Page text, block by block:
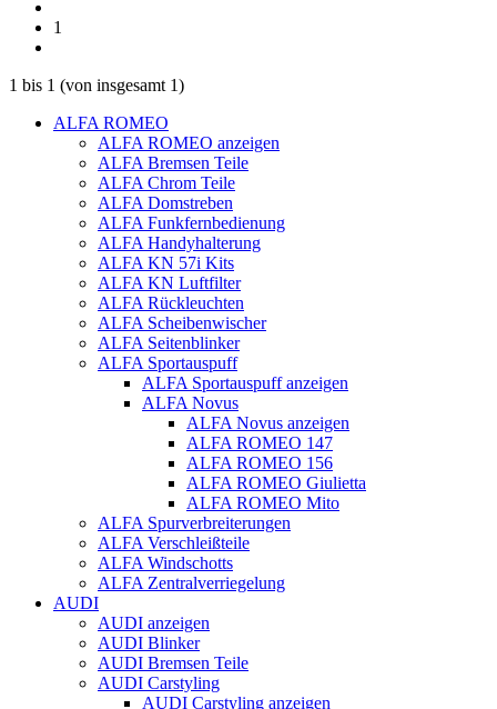
1
1 bis 1 (von insgesamt 1)
ALFA ROMEO
ALFA ROMEO anzeigen
ALFA Bremsen Teile
ALFA Chrom Teile
ALFA Domstreben
ALFA Funkfernbedienung
ALFA Handyhalterung
ALFA KN 57i Kits
ALFA KN Luftfilter
ALFA Rückleuchten
ALFA Scheibenwischer
ALFA Seitenblinker
ALFA Sportauspuff
ALFA Sportauspuff anzeigen
ALFA Novus
ALFA Novus anzeigen
ALFA ROMEO 147
ALFA ROMEO 156
ALFA ROMEO Giulietta
ALFA ROMEO Mito
ALFA Spurverbreiterungen
ALFA Verschleißteile
ALFA Windschotts
ALFA Zentralverriegelung
AUDI
AUDI anzeigen
AUDI Blinker
AUDI Bremsen Teile
AUDI Carstyling
AUDI Carstyling anzeigen